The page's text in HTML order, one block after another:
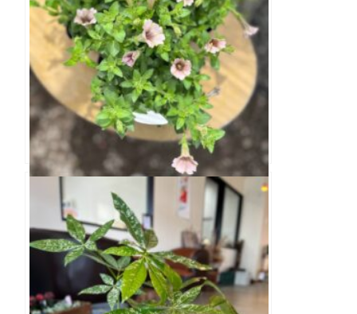
tef*tef*オンラインサロン限定品種 ペチュニ
ア さくらクルール 3.5寸